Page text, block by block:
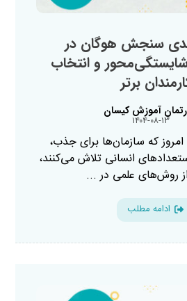
سنجش هوگان در
و انتخاب
برتر
آموزش کیسان
۱۴۰۴-۰۸-۱۳
امروز که سازمان‌ها برای جذب،
انسانی تلاش می‌کنند،
روش‌های علمی در ...
ادامه مطلب